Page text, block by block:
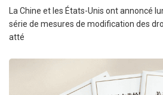
La Chine et les États-Unis ont annoncé
série de mesures de modification des
atté